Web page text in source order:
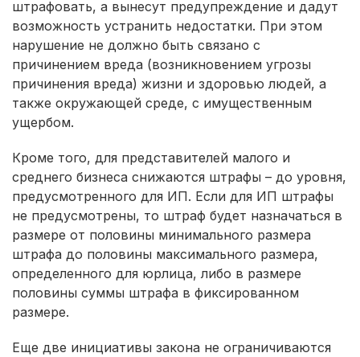
штрафовать, а вынесут предупреждение и дадут
возможность устранить недостатки. При этом
нарушение не должно быть связано с
причинением вреда (возникновением угрозы
причинения вреда) жизни и здоровью людей, а
также окружающей среде, с имущественным
ущербом.
Кроме того, для представителей малого и
среднего бизнеса снижаются штрафы – до уровня,
предусмотренного для ИП. Если для ИП штрафы
не предусмотрены, то штраф будет назначаться в
размере от половины минимального размера
штрафа до половины максимального размера,
определенного для юрлица, либо в размере
половины суммы штрафа в фиксированном
размере.
Еще две инициативы закона не ограничиваются